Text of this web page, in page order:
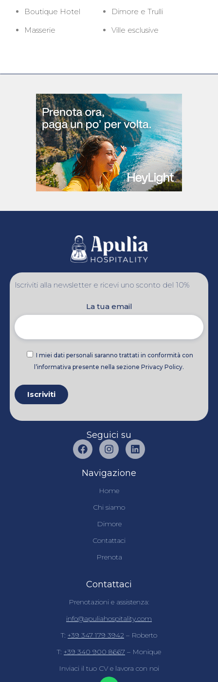
Boutique Hotel
Dimore e Trulli
Masserie
Ville esclusive
Iscriviti alla newsletter e ricevi uno sconto del 10%
La tua email
I miei dati personali saranno trattati in conformità con
l’informativa presente nella sezione Privacy Policy.
Seguici su
Navigazione
Home
Chi siamo
Dimore
Contattaci
Prenota
Contattaci
Prenotazioni e assistenza:
info@apuliahospitality.com
T: +39 347 179 3942 – Roberto
T: +39 340 900 8667 – Monique
Inviaci il tuo CV e lavora con noi